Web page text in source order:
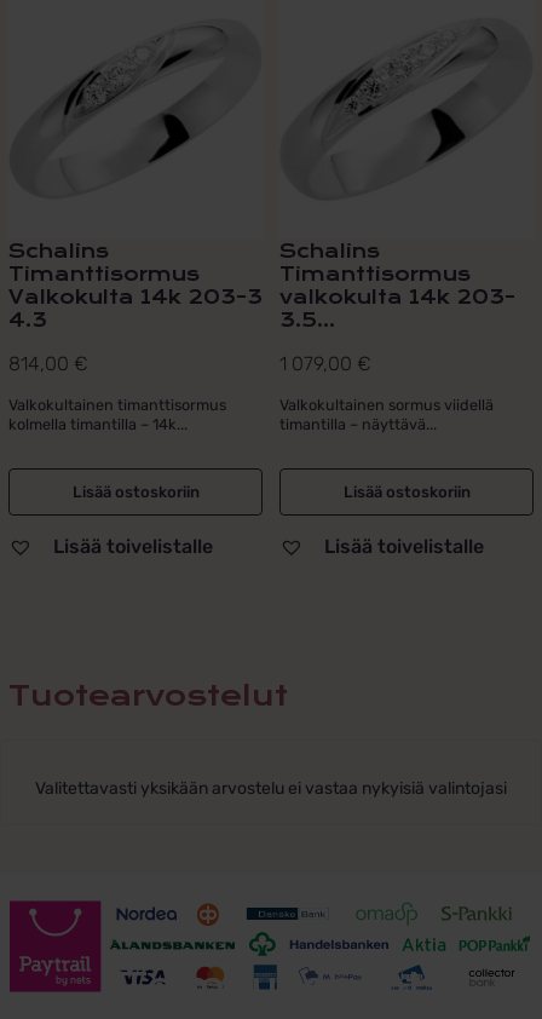
Schalins
Timanttisormus
Valkokulta 14k 203-3
4.3
814,00 €
Valkokultainen timanttisormus
kolmella timantilla – 14k...
Lisää ostoskoriin
Lisää toivelistalle
Schalins
Timanttisormus
valkokulta 14k 203-
3.5...
1 079,00 €
Valkokultainen sormus viidellä
timantilla – näyttävä...
Lisää ostoskoriin
Lisää toivelistalle
Tuotearvostelut
Valitettavasti yksikään arvostelu ei vastaa nykyisiä valintojasi
Toimitusehdot